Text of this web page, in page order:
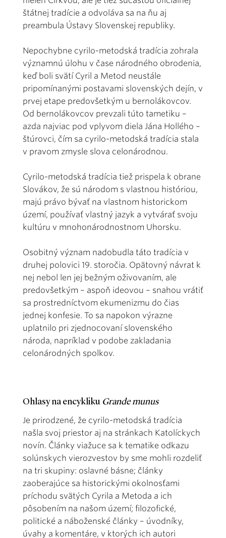
štátnej tradície a odvoláva sa na ňu aj
preambula Ústavy Slovenskej republiky.
Nepochybne cyrilo-metodská tradícia zohrala
významnú úlohu v čase národného obrodenia,
keď boli svätí Cyril a Metod neustále
pripomínanými postavami slovenských dejín, v
prvej etape predovšetkým u bernolákovcov.
Od bernolákovcov prevzali túto tametiku –
azda najviac pod vplyvom diela Jána Hollého –
štúrovci, čím sa cyrilo-metodská tradícia stala
v pravom zmysle slova celonárodnou.
Cyrilo-metodská tradícia tiež prispela k obrane
Slovákov, že sú národom s vlastnou históriou,
majú právo bývať na vlastnom historickom
území, používať vlastný jazyk a vytvárať svoju
kultúru v mnohonárodnostnom Uhorsku.
Osobitný význam nadobudla táto tradícia v
druhej polovici 19. storočia. Opätovný návrat k
nej nebol len jej bežným oživovaním, ale
predovšetkým – aspoň ideovou – snahou vrátiť
sa prostredníctvom ekumenizmu do čias
jednej konfesie. To sa napokon výrazne
uplatnilo pri zjednocovaní slovenského
národa, napríklad v podobe zakladania
celonárodných spolkov.
Ohlasy na encykliku Grande munus
Je prirodzené, že cyrilo-metodská tradícia
našla svoj priestor aj na stránkach Katolíckych
novín. Články viažuce sa k tematike odkazu
solúnskych vierozvestov by sme mohli rozdeliť
na tri skupiny: oslavné básne; články
zaoberajúce sa historickými okolnosťami
príchodu svätých Cyrila a Metoda a ich
pôsobením na našom území; filozofické,
politické a náboženské články – úvodníky,
úvahy a komentáre, v ktorých ich autori